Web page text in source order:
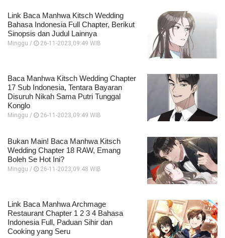
Link Baca Manhwa Kitsch Wedding
Bahasa Indonesia Full Chapter, Berikut
Sinopsis dan Judul Lainnya
Minggu / 26-11-2023,09:49 WIB
Baca Manhwa Kitsch Wedding Chapter
17 Sub Indonesia, Tentara Bayaran
Disuruh Nikah Sama Putri Tunggal
Konglo
Minggu / 26-11-2023,09:49 WIB
Bukan Main! Baca Manhwa Kitsch
Wedding Chapter 18 RAW, Emang
Boleh Se Hot Ini?
Minggu / 26-11-2023,09:48 WIB
Link Baca Manhwa Archmage
Restaurant Chapter 1 2 3 4 Bahasa
Indonesia Full, Paduan Sihir dan
Cooking yang Seru